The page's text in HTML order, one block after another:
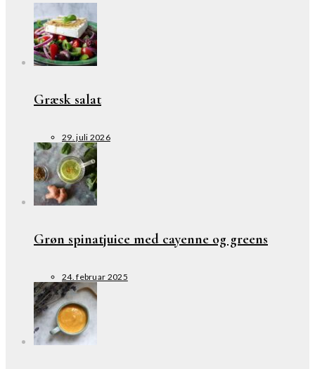
Græsk salat
29. juli 2026
Grøn spinatjuice med cayenne og greens
24. februar 2025